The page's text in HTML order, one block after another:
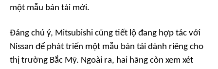
một mẫu bán tải mới.
Đáng chú ý, Mitsubishi cũng tiết lộ đang hợp tác với
Nissan để phát triển một mẫu bán tải dành riêng cho
thị trường Bắc Mỹ. Ngoài ra, hai hãng còn xem xét